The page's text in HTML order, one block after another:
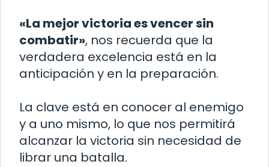
«La mejor victoria es vencer sin
combatir», nos recuerda que la
verdadera excelencia está en la
anticipación y en la preparación.
La clave está en conocer al enemigo
y a uno mismo, lo que nos permitirá
alcanzar la victoria sin necesidad de
librar una batalla.